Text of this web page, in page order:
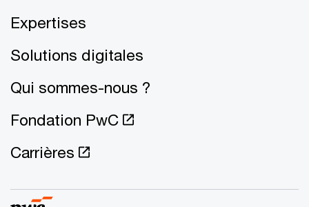
Expertises
Solutions digitales
Qui sommes-nous ?
Fondation PwC
Carrières